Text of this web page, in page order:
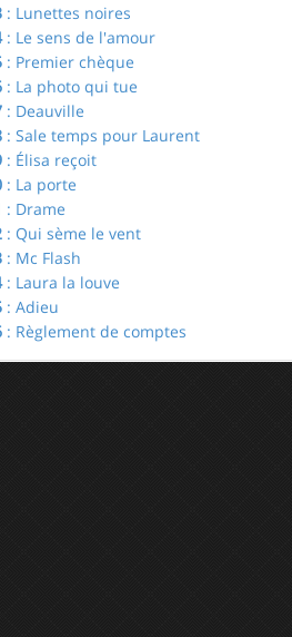
: Lunettes noires
: Le sens de l'amour
: Premier chèque
: La photo qui tue
: Deauville
: Sale temps pour Laurent
: Élisa reçoit
: La porte
: Drame
: Qui sème le vent
: Mc Flash
: Laura la louve
: Adieu
: Règlement de comptes